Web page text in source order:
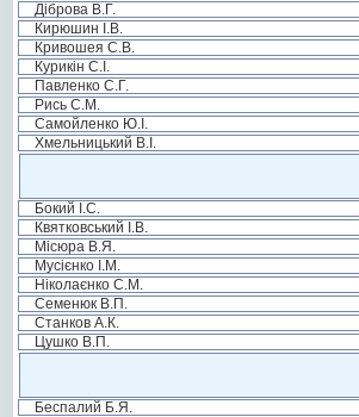
Діброва В.Г.
Кирюшин І.В.
Кривошея С.В.
Курикін С.І.
Павленко С.Г.
Рись С.М.
Самойленко Ю.І.
Хмельницький В.І.
Бокий І.С.
Квятковський І.В.
Місюра В.Я.
Мусієнко І.М.
Ніколаєнко С.М.
Семенюк В.П.
Станков А.К.
Цушко В.П.
Беспалий Б.Я.